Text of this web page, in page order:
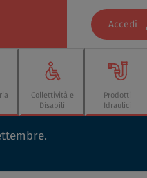
Accedi
Collettività e
Disabili
Prodotti
Idraulici